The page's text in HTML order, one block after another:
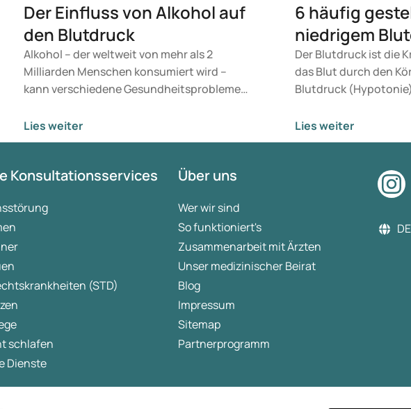
Der Einfluss von Alkohol auf
den Blutdruck
Alkohol – der weltweit von mehr als 2
Milliarden Menschen konsumiert wird –
kann verschiedene Gesundheitsprobleme
Sowohl die akuten als auch die
chronischen Auswirkungen von Alkohol
nicht vollständig deutlich, auf welche
Dennoch kann man durchaus etwas gegen
alkoholbedingten Bluthochdruck tun.
Lies weiter
6 häufig
niedrigem
Der Blutdruck ist die
das Blut durch den
Blutdruck
Ursachen haben. In
beantworten wir
Lies weiter
Konsultationsservices
(STD)
schlafen
Dienste
Über uns
Wer wir sind
So funktioniert's
Zusammenarbeit mit Ärzten
Unser medizinischer Beirat
Blog
Impressum
Sitemap
Partnerprogramm